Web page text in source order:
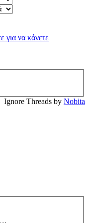
για να κάνετε
Ignore Threads by Nobita